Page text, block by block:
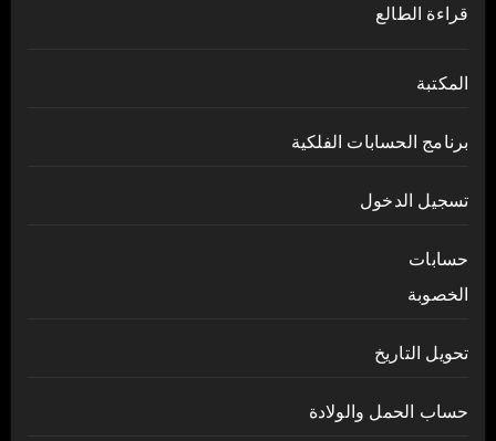
قراءة الطالع
المكتبة
برنامج الحسابات الفلكية
تسجيل الدخول
حسابات
الخصوبة
تحويل التاريخ
حساب الحمل والولادة